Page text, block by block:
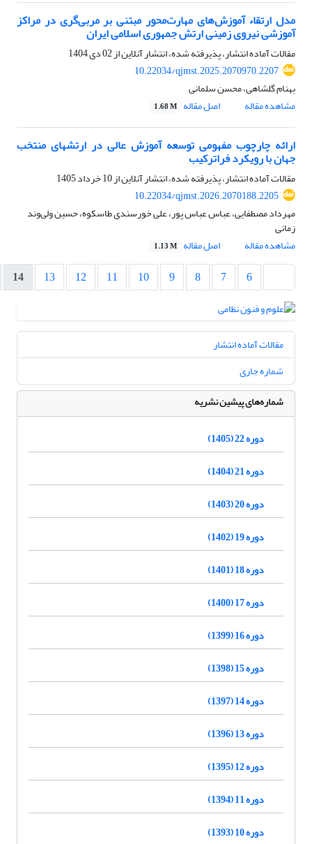
مدل ارتقاء آموزش‌های مهارت‌محور مبتنی بر مربی‌گری در مراکز
آموزشی نیروی زمینی ارتش جمهوری اسلامی ایران
مقالات آماده انتشار، پذیرفته شده، انتشار آنلاین از02 دی 1404
10.22034/qjmst.2025.2070970.2207
بهنام گلشاهی، محسن سلمانی
مشاهده مقاله
اصل مقاله 1.68 M
ارائه چارچوب مفهومی توسعه آموزش عالی در ارتش‎های منتخب
جهان با رویکرد فراترکیب
مقالات آماده انتشار، پذیرفته شده، انتشار آنلاین از10 خرداد 1405
10.22034/qjmst.2026.2070188.2205
مهرداد مصطفایی، عباس عباس پور، علی خورسندی طاسکوه، حسین ولی‌وند
زمانی
مشاهده مقاله
اصل مقاله 1.13 M
6
7
8
9
10
11
12
13
14
مقالات آماده انتشار
شماره جاری
شماره‌های پیشین نشریه
دوره 22 (1405)
دوره 21 (1404)
دوره 20 (1403)
دوره 19 (1402)
دوره 18 (1401)
دوره 17 (1400)
دوره 16 (1399)
دوره 15 (1398)
دوره 14 (1397)
دوره 13 (1396)
دوره 12 (1395)
دوره 11 (1394)
دوره 10 (1393)